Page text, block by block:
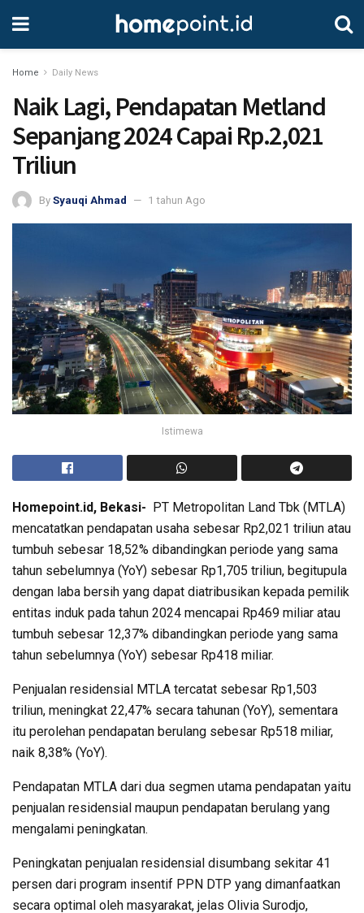
Home Daily News
Naik Lagi, Pendapatan Metland
Sepanjang 2024 Capai Rp.2,021
Triliun
By Syauqi Ahmad 1 tahun Ago
Istimewa
Homepoint.id, Bekasi- PT Metropolitan Land Tbk (MTLA)
mencatatkan pendapatan usaha sebesar Rp2,021 triliun atau
tumbuh sebesar 18,52% dibandingkan periode yang sama
tahun sebelumnya (YoY) sebesar Rp1,705 triliun, begitupula
dengan laba bersih yang dapat diatribusikan kepada pemilik
entitas induk pada tahun 2024 mencapai Rp469 miliar atau
tumbuh sebesar 12,37% dibandingkan periode yang sama
tahun sebelumnya (YoY) sebesar Rp418 miliar.
Penjualan residensial MTLA tercatat sebesar Rp1,503
triliun, meningkat 22,47% secara tahunan (YoY), sementara
itu perolehan pendapatan berulang sebesar Rp518 miliar,
naik 8,38% (YoY).
Pendapatan MTLA dari dua segmen utama pendapatan yaitu
penjualan residensial maupun pendapatan berulang yang
mengalami peningkatan.
Peningkatan penjualan residensial disumbang sekitar 41
persen dari program insentif PPN DTP yang dimanfaatkan
secara optimal oleh masyarakat, jelas Olivia Surodjo,